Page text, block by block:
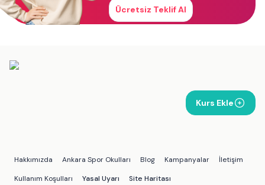
Ücretsiz Teklif Al
Kurs Ekle
Hakkımızda Ankara Spor Okulları Blog Kampanyalar
İletişim
Kullanım Koşulları
Yasal Uyarı Site Haritası